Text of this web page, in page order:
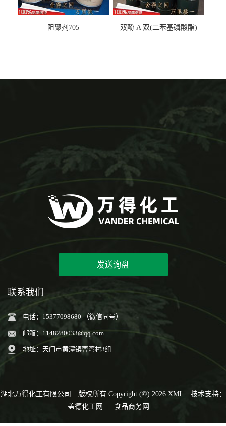
阻聚剂705 双酚 A 双(二苯基磷酸酯)
发送询盘
联系我们
电话：15377098680 （微信同号）
邮箱： 1148280033@qq.com
地址：天门市黄潭镇曹湾村3组
湖北万得化工有限公司 版权所有 Copyright (©) 2026 XML
技术支持：
盖德化工网
食品商务网